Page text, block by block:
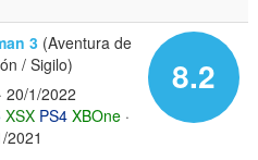
8.2
3 (Aventura de
/ Sigilo)
· 20/1/2022
XSX PS4 XBOne ·
2021